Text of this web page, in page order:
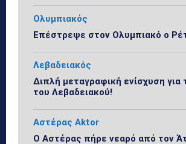
Ολυμπιακός
Επέστρεψε στον Ολυμπιακό ο
Λεβαδειακός
Διπλή μεταγραφική ενίσχυση για
του Λεβαδειακού!
Αστέρας Aktor
Ο Αστέρας πήρε νεαρό από τον